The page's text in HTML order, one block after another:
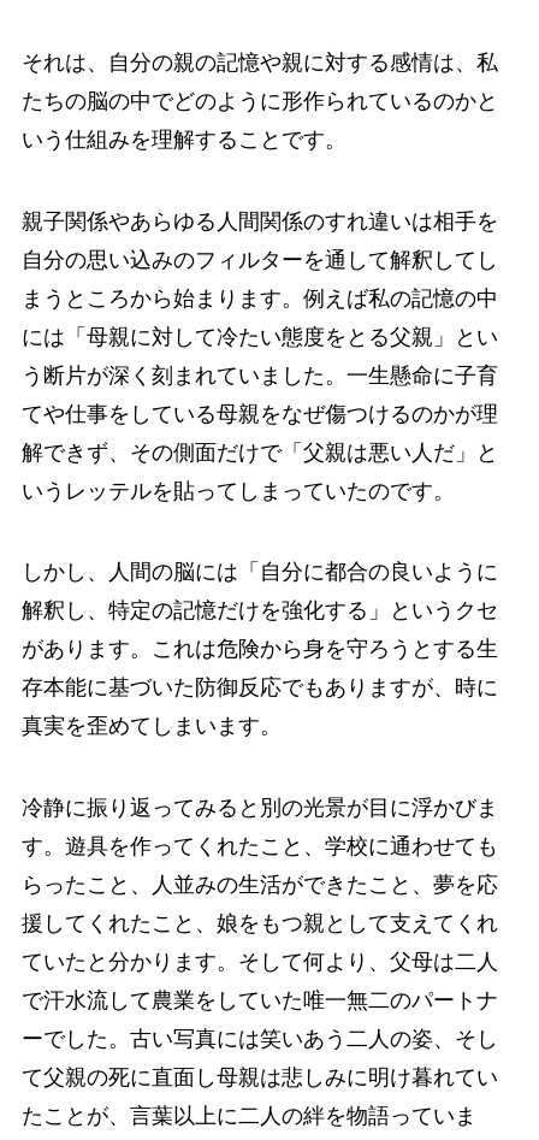
それは、自分の親の記憶や親に対する感情は、私
たちの脳の中でどのように形作られているのかと
いう仕組みを理解することです。
親子関係やあらゆる人間関係のすれ違いは相手を
自分の思い込みのフィルターを通して解釈してし
まうところから始まります。例えば私の記憶の中
には「母親に対して冷たい態度をとる父親」とい
う断片が深く刻まれていました。一生懸命に子育
てや仕事をしている母親をなぜ傷つけるのかが理
解できず、その側面だけで「父親は悪い人だ」と
いうレッテルを貼ってしまっていたのです。
しかし、人間の脳には「自分に都合の良いように
解釈し、特定の記憶だけを強化する」というクセ
があります。これは危険から身を守ろうとする生
存本能に基づいた防御反応でもありますが、時に
真実を歪めてしまいます。
冷静に振り返ってみると別の光景が目に浮かびま
す。遊具を作ってくれたこと、学校に通わせても
らったこと、人並みの生活ができたこと、夢を応
援してくれたこと、娘をもつ親として支えてくれ
ていたと分かります。そして何より、父母は二人
で汗水流して農業をしていた唯一無二のパートナ
ーでした。古い写真には笑いあう二人の姿、そし
て父親の死に直面し母親は悲しみに明け暮れてい
たことが、言葉以上に二人の絆を物語っていま